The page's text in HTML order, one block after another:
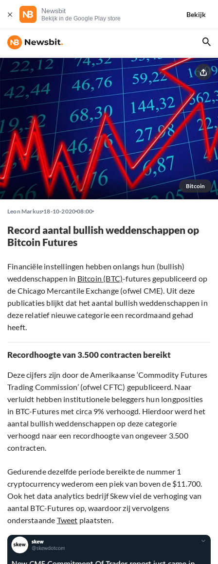
Newsbit
Bekijk in de Google Play store
Bekijk
Bitcoin
Leon Markus 18-10-2020 08:00
Record aantal bullish weddenschappen op
Bitcoin Futures
Financiële instellingen hebben onlangs hun (bullish)
weddenschappen in Bitcoin (BTC)-futures gepubliceerd op
de Chicago Mercantile Exchange (ofwel CME). Uit deze
publicaties blijkt dat het aantal bullish weddenschappen in
deze relatief nieuwe categorie een recordmaand gehad
heeft.
Recordhoogte van 3.500 contracten bereikt
Deze cijfers zijn door de Amerikaanse ‘Commodity Futures
Trading Commission’ (ofwel CFTC) gepubliceerd. Naar
verluidt hebben institutionele beleggers hun longposities
in BTC-Futures met circa 9% verhoogd. Hierdoor werd het
aantal bullish weddenschappen op deze categorie
verhoogd naar een recordhoogte van ongeveer 3.500
contracten.
Gedurende dezelfde periode bereikte de nummer 1
cryptocurrency wederom een piek van boven de $11.700.
Ook het data analytics bedrijf Skew viel de verhoging van
aantal BTC-Futures op, waardoor zij vervolgens
onderstaande Tweet plaatsten.